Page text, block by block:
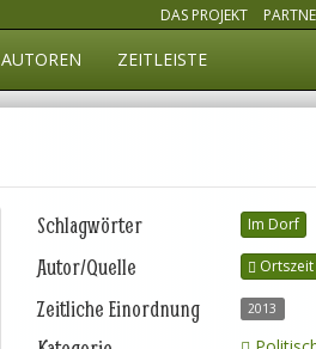
DAS PROJEKT
AUTOREN ZEITLEISTE
Schlagwörter Im Dorf
Autor/Quelle Ortszeit
Zeitliche Einordnung 2013